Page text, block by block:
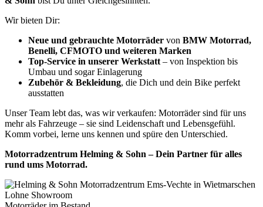
Wir bieten Dir:
Neue und gebrauchte Motorräder von BMW Motorrad,
Benelli, CFMOTO und weiteren Marken
Top-Service in unserer Werkstatt – von Inspektion bis
Umbau und sogar Einlagerung
Zubehör & Bekleidung, die Dich und dein Bike perfekt
ausstatten
Unser Team lebt das, was wir verkaufen: Motorräder sind für uns
mehr als Fahrzeuge – sie sind Leidenschaft und Lebensgefühl.
Komm vorbei, lerne uns kennen und spüre den Unterschied.
Motorradzentrum Helming & Sohn – Dein Partner für alles
rund ums Motorrad.